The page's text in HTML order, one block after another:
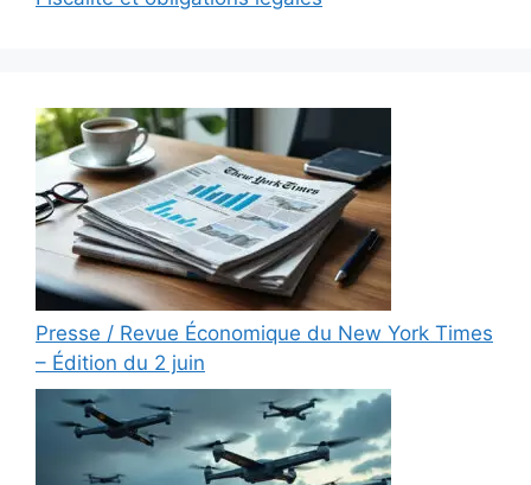
Presse / Revue Économique du New York Times
– Édition du 2 juin